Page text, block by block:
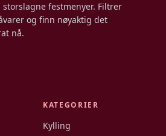
festmenyer. Filtrer
og finn nøyaktig det
nå.
KATEGORIER
Kylling